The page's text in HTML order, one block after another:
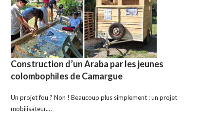
Construction d’un Araba par les jeunes
colombophiles de Camargue
Un projet fou ? Non ! Beaucoup plus simplement : un projet
mobilisateur.…